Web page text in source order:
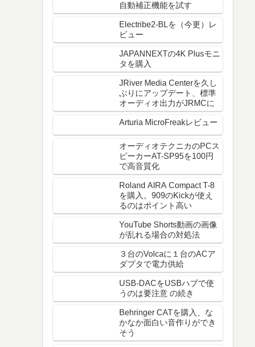
自動補正機能を試す
Electribe2-BLを（今更）レ
ビュー
JAPANNEXTの4K Plusモニ
タを購入
JRiver Media Centerを久し
ぶりにアップデート、標準
オーディオ出力がJRMCに
Arturia MicroFreakレビュー
オーディオテクニカのPCス
ピーカーAT-SP95を100円
で高音質化
Roland AIRA Compact T-8
を購入。909のKickが使え
るのはポイント高い
YouTube Shorts動画の画像
が乱れる場合の対処法
３台のVolcaに１台のACア
ダプタで電力供給
USB-DACをUSBハブで使
うのは要注意 の続き
Behringer CATを購入、な
かなか面白い音作りができ
そう